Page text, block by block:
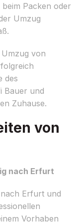
Packen oder
Umzug
von
des
Bauer und
Zuhause.
von
nach Erfurt
Erfurt und
Vorhaben